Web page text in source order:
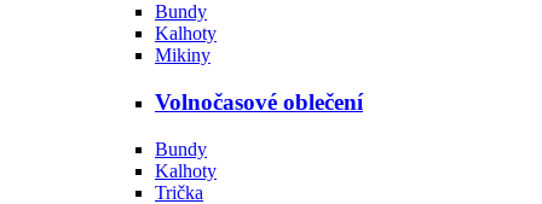
Bundy
Kalhoty
Mikiny
Volnočasové oblečení
Bundy
Kalhoty
Trička